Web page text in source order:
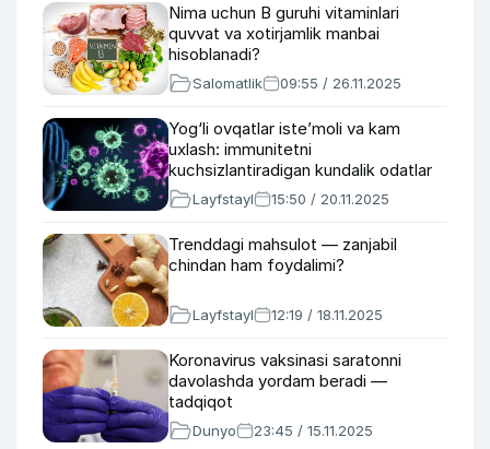
Nima uchun B guruhi vitaminlari
quvvat va xotirjamlik manbai
hisoblanadi?
Salomatlik 09:55 / 26.11.2025
Yog‘li ovqatlar iste’moli va kam
uxlash: immunitetni
kuchsizlantiradigan kundalik odatlar
Layfstayl 15:50 / 20.11.2025
Trenddagi mahsulot — zanjabil
chindan ham foydalimi?
Layfstayl 12:19 / 18.11.2025
Koronavirus vaksinasi saratonni
davolashda yordam beradi —
tadqiqot
Dunyo 23:45 / 15.11.2025